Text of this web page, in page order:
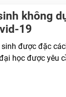
không
19
sinh được đặc
học được yêu